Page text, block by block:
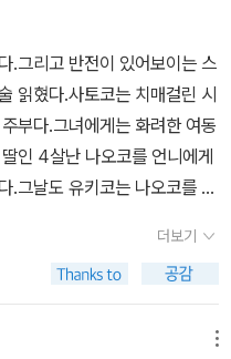
신선한 경험이었고 나름 즐거
는 것이다. 그러면 옛날에 그
뒤죽박죽 뒤엉킨 머릿속 어
식으로 고통받을 일도 없
.그리고 반전이 있어보이는 스
읽혔다.사토코는 치매걸린 시
부다.그녀에게는 화려한 여동
인 4살난 나오코를 언니에게
.그날도 유키코는 나오코를 맡
오코는 사토코네 정원에서 싸
자아이를 죽인 범인은 누구인
타,부인이 불륜중인걸 알고
스케.그리고 치매걸린 노인
더보기